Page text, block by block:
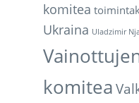
komitea
Ukraina Uladzimir
komitea